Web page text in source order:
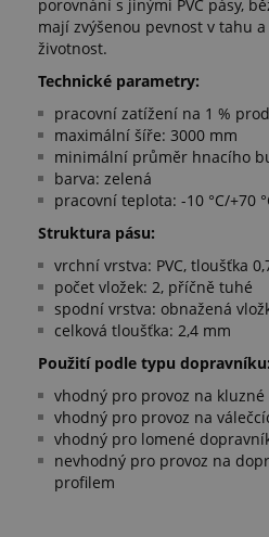
porovnání s jinými PVC pásy,
mají zvýšenou pevnost v tahu
životnost.
Technické parametry:
pracovní zatížení na 1 %
maximální šíře: 3000 mm
minimální průměr hnacího
barva: zelená
pracovní teplota: -10 °C/+70
Struktura pásu:
vrchní vrstva: PVC, tloušťka
počet vložek: 2, příčně tuhé
spodní vrstva: obnažená
celková tloušťka: 2,4 mm
Použití podle typu dopravníku:
vhodný pro provoz na kluzné
vhodný pro provoz na
vhodný pro lomené
nevhodný pro provoz na
profilem